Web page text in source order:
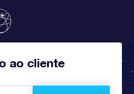
ao cliente